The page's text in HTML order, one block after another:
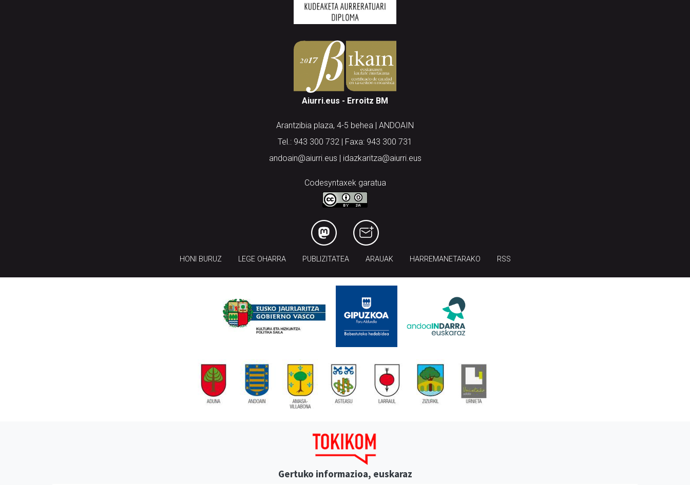
Aiurri.eus - Erroitz BM
Arantzibia plaza, 4-5 behea | ANDOAIN
Tel.: 943 300 732 | Faxa: 943 300 731
andoain@aiurri.eus | idazkaritza@aiurri.eus
Codesyntaxek garatua
HONI BURUZ LEGE OHARRA PUBLIZITATEA ARAUAK HARREMANETARAKO RSS
Gertuko informazioa, euskaraz